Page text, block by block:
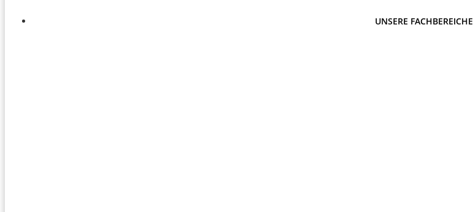
UNSERE FACHBEREICHE